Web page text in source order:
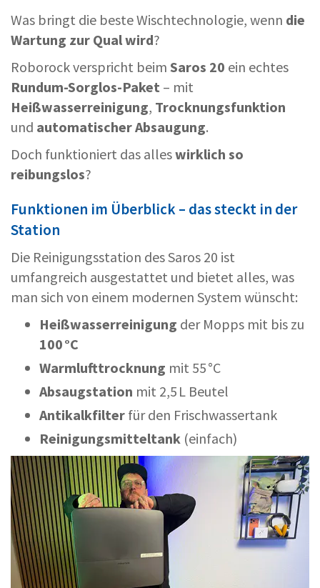
Was bringt die beste Wischtechnologie, wenn die
Wartung zur Qual wird?
Roborock verspricht beim Saros 20 ein echtes
Rundum-Sorglos-Paket – mit
Heißwasserreinigung, Trocknungsfunktion
und automatischer Absaugung.
Doch funktioniert das alleswirklich so
reibungslos?
Funktionen im Überblick – das steckt in der
Station
Die Reinigungsstation des Saros 20 ist
umfangreich ausgestattet und bietet alles, was
man sich von einem modernen System wünscht:
Heißwasserreinigung der Mopps mit bis zu
100 °C
Warmlufttrocknung mit 55 °C
Absaugstation mit 2,5 L Beutel
Antikalkfilter für den Frischwassertank
Reinigungsmitteltank (einfach)